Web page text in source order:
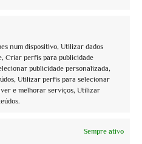
num dispositivo, Utilizar dados
Criar perfis para publicidade
publicidade personalizada,
Utilizar perfis para selecionar
e melhorar serviços, Utilizar
Sempre ativo